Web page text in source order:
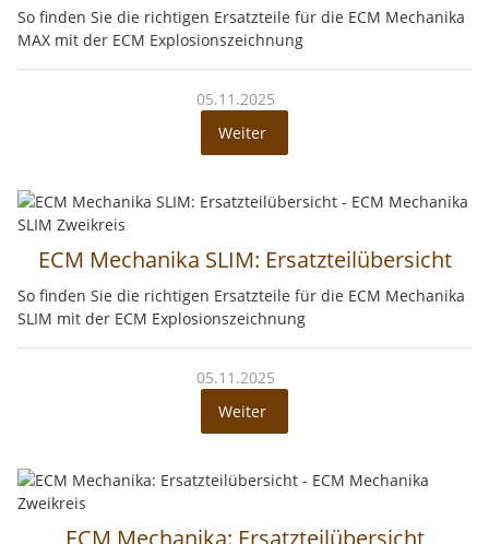
So finden Sie die richtigen Ersatzteile für die ECM Mechanika
MAX mit der ECM Explosionszeichnung
05.11.2025
Weiter
ECM Mechanika SLIM: Ersatzteilübersicht
So finden Sie die richtigen Ersatzteile für die ECM Mechanika
SLIM mit der ECM Explosionszeichnung
05.11.2025
Weiter